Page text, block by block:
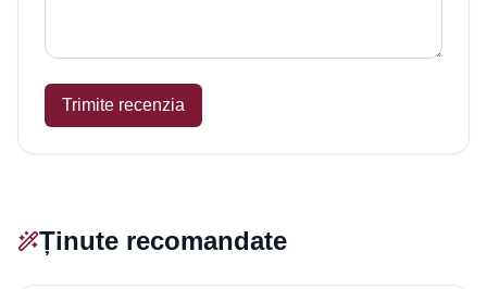
Trimite recenzia
Ținute recomandate